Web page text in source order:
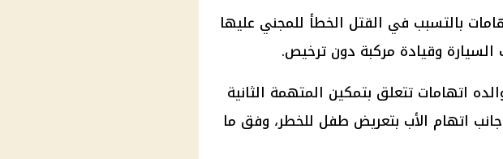
بالتسبب في القتل الخطأ للمجني عليها
السيارة وقيادة مركبة دون ترخيص.
اتهامات تتعلق بتمكين المتهمة الثانية
اتهام الأب بتعريض طفل للخطر، وفق ما